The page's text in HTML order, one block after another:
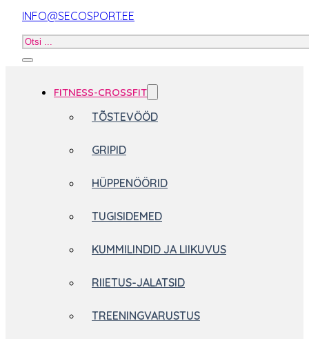
INFO@SECOSPORT.EE
Otsi
FITNESS-CROSSFIT
TÕSTEVÖÖD
GRIPID
HÜPPENÖÖRID
TUGISIDEMED
KUMMILINDID JA LIIKUVUS
RIIETUS-JALATSID
TREENINGVARUSTUS